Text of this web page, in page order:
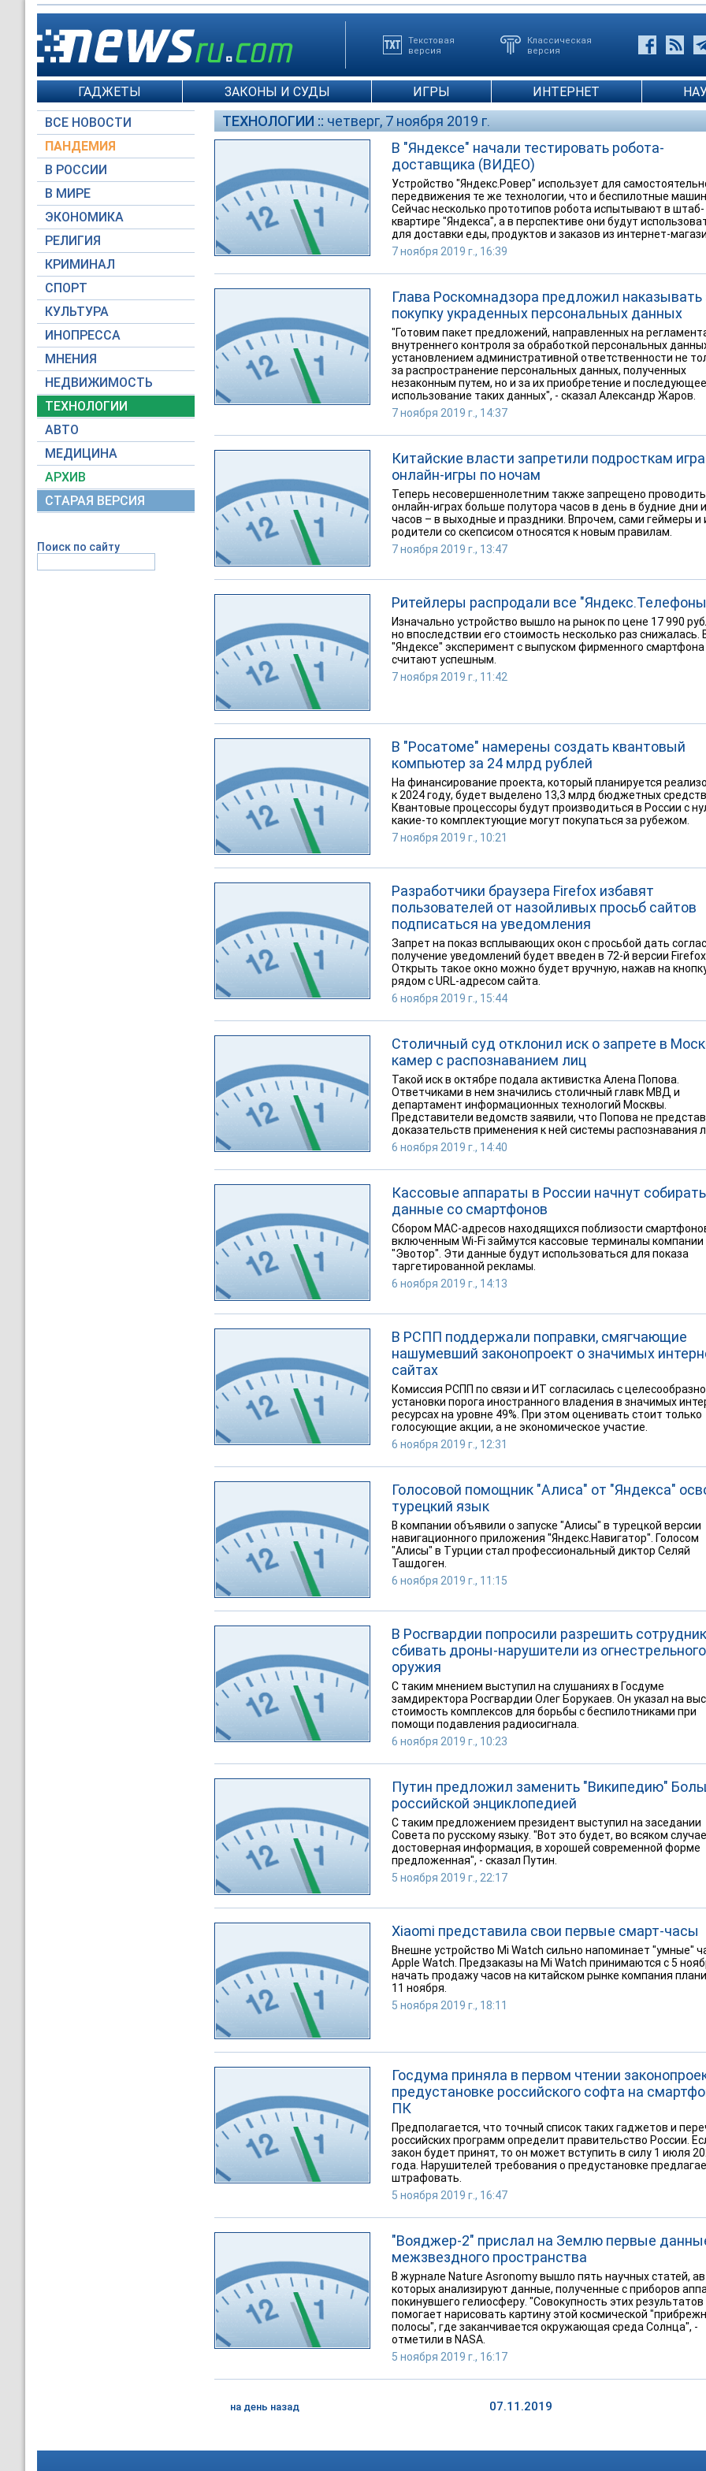
Текстовая
версия
Классическая
версия
ГАДЖЕТЫ ЗАКОНЫ И СУДЫ ИГРЫ ИНТЕРНЕТ
ВСЕ НОВОСТИ
ПАНДЕМИЯ
В РОССИИ
В МИРЕ
ЭКОНОМИКА
РЕЛИГИЯ
КРИМИНАЛ
СПОРТ
КУЛЬТУРА
ИНОПРЕССА
МНЕНИЯ
НЕДВИЖИМОСТЬ
ТЕХНОЛОГИИ
АВТО
МЕДИЦИНА
АРХИВ
СТАРАЯ ВЕРСИЯ
Поиск по сайту
ТЕХНОЛОГИИ :: четверг, 7 ноября 2019 г.
В "Яндексе" начали тестировать робота-
доставщика (ВИДЕО)
Устройство "Яндекс.Ровер" использует для
передвижения те же технологии, что и беспилотные
Сейчас несколько прототипов робота испытывают в штаб-
квартире "Яндекса", а в перспективе они будут
для доставки еды, продуктов и заказов из интернет-
7 ноября 2019 г., 16:39
Глава Роскомнадзора предложил наказывать
покупку украденных персональных данных
"Готовим пакет предложений, направленных на
внутреннего контроля за обработкой персональных
установлением административной ответственности не
за распространение персональных данных, полученных
незаконным путем, но и за их приобретение и последующее
использование таких данных", - сказал Александр Жаров.
7 ноября 2019 г., 14:37
Китайские власти запретили подросткам
онлайн-игры по ночам
Теперь несовершеннолетним также запрещено
онлайн-играх больше полутора часов в день в будние дни
часов – в выходные и праздники. Впрочем, сами геймеры и
родители со скепсисом относятся к новым правилам.
7 ноября 2019 г., 13:47
Ритейлеры распродали все
Изначально устройство вышло на рынок по цене 17 990
но впоследствии его стоимость несколько раз снижалась.
"Яндексе" эксперимент с выпуском фирменного смартфона
считают успешным.
7 ноября 2019 г., 11:42
В "Росатоме" намерены создать квантовый
компьютер за 24 млрд рублей
На финансирование проекта, который планируется
к 2024 году, будет выделено 13,3 млрд бюджетных средств.
Квантовые процессоры будут производиться в России с
какие-то комплектующие могут покупаться за рубежом.
7 ноября 2019 г., 10:21
Разработчики браузера Firefox избавят
пользователей от назойливых просьб сайтов
подписаться на уведомления
Запрет на показ всплывающих окон с просьбой дать
получение уведомлений будет введен в 72-й версии Firefox.
Открыть такое окно можно будет вручную, нажав на
рядом с URL-адресом сайта.
6 ноября 2019 г., 15:44
Столичный суд отклонил иск о запрете в
камер с распознаванием лиц
Такой иск в октябре подала активистка Алена Попова.
Ответчиками в нем значились столичный главк МВД и
департамент информационных технологий Москвы.
Представители ведомств заявили, что Попова не
доказательств применения к ней системы распознавания
6 ноября 2019 г., 14:40
Кассовые аппараты в России начнут собирать
данные со смартфонов
Сбором MAC-адресов находящихся поблизости
включенным Wi-Fi займутся кассовые терминалы компании
"Эвотор". Эти данные будут использоваться для показа
таргетированной рекламы.
6 ноября 2019 г., 14:13
В РСПП поддержали поправки, смягчающие
нашумевший законопроект о значимых
сайтах
Комиссия РСПП по связи и ИТ согласилась с
установки порога иностранного владения в значимых
ресурсах на уровне 49%. При этом оценивать стоит только
голосующие акции, а не экономическое участие.
6 ноября 2019 г., 12:31
Голосовой помощник "Алиса" от "Яндекса"
турецкий язык
В компании объявили о запуске "Алисы" в турецкой версии
навигационного приложения "Яндекс.Навигатор". Голосом
"Алисы" в Турции стал профессиональный диктор Селяй
Ташдоген.
6 ноября 2019 г., 11:15
В Росгвардии попросили разрешить
сбивать дроны-нарушители из огнестрельного
оружия
С таким мнением выступил на слушаниях в Госдуме
замдиректора Росгвардии Олег Борукаев. Он указал на
стоимость комплексов для борьбы с беспилотниками при
помощи подавления радиосигнала.
6 ноября 2019 г., 10:23
Путин предложил заменить "Википедию"
российской энциклопедией
С таким предложением президент выступил на заседании
Совета по русскому языку. "Вот это будет, во всяком
достоверная информация, в хорошей современной форме
предложенная", - сказал Путин.
5 ноября 2019 г., 22:17
Xiaomi представила свои первые смарт-часы
Внешне устройство Mi Watch сильно напоминает "умные"
Apple Watch. Предзаказы на Mi Watch принимаются с 5
начать продажу часов на китайском рынке компания
11 ноября.
5 ноября 2019 г., 18:11
Госдума приняла в первом чтении
предустановке российского софта на
ПК
Предполагается, что точный список таких гаджетов и
российских программ определит правительство России.
закон будет принят, то он может вступить в силу 1 июля
года. Нарушителей требования о предустановке
штрафовать.
5 ноября 2019 г., 16:47
"Вояджер-2" прислал на Землю первые
межзвездного пространства
В журнале Nature Asronomy вышло пять научных статей,
которых анализируют данные, полученные с приборов
покинувшего гелиосферу. "Совокупность этих результатов
помогает нарисовать картину этой космической
полосы", где заканчивается окружающая среда Солнца", -
отметили в NASA.
5 ноября 2019 г., 16:17
на день назад 07.11.2019